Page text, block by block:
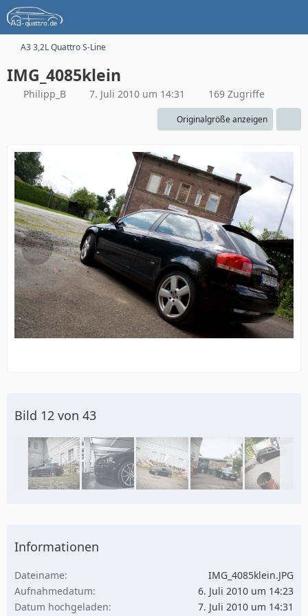
A3 3,2L Quattro S-Line
IMG_4085klein
Philipp_B 7. Juli 2010 um 14:31 169 Zugriffe
Originalgröße anzeigen
Bild 12 von 43
Informationen
Dateiname
IMG_4085klein.JPG
Aufnahmedatum
6. Juli 2010 um 14:23
Datum hochgeladen
7. Juli 2010 um 14:31